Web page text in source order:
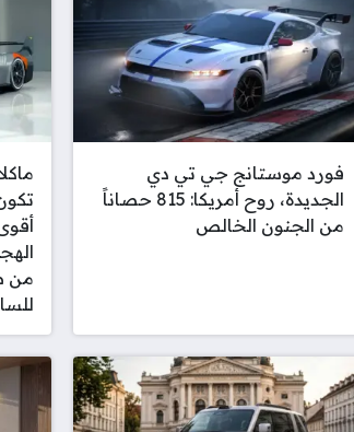
فورد موستانج جي تي دي
الجديدة، روح أمريكا: 815 حصاناً
من الجنون الخالص
من